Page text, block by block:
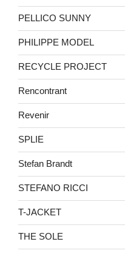
PELLICO SUNNY
PHILIPPE MODEL
RECYCLE PROJECT
Rencontrant
Revenir
SPLIE
Stefan Brandt
STEFANO RICCI
T-JACKET
THE SOLE